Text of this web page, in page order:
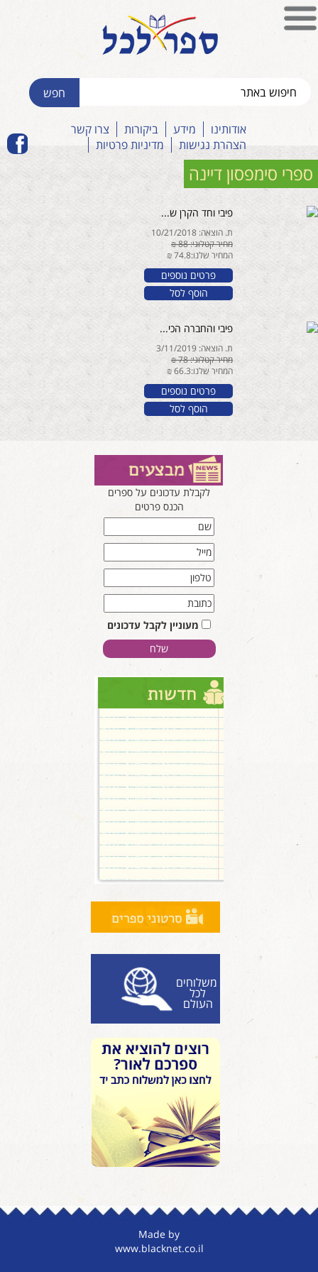
אודותינו מידע ביקורות
צרו קשר
הצהרת נגישות
מדיניות פרטיות
ספרי סימפסון דיינה
פיבי וחד הקרן ש...
ת. הוצאה: 10/21/2018
מחיר קטלוגי: 88 ₪
המחיר שלנו:74.8 ₪
פרטים נוספים
הוסף לסל
פיבי והחברה הכי...
ת. הוצאה: 3/11/2019
מחיר קטלוגי: 78 ₪
המחיר שלנו:66.3 ₪
פרטים נוספים
הוסף לסל
לקבלת עדכונים על ספרים
הכנס פרטים
מעוניין לקבל עדכונים
משלוחים
לכל
העולם
Made by
www.blacknet.co.il